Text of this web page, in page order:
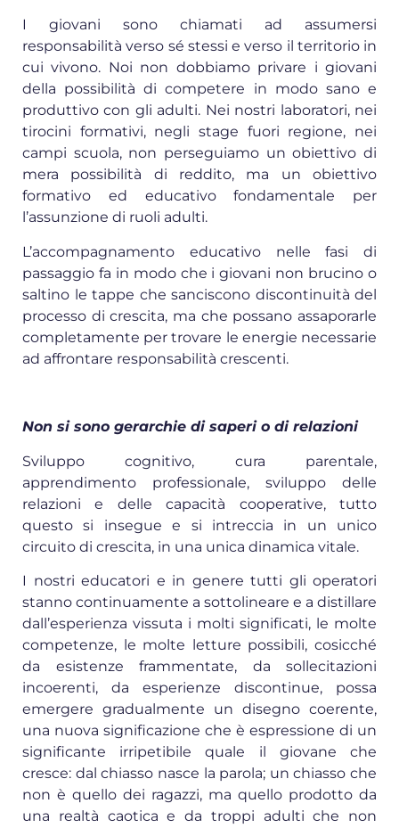
I giovani sono chiamati ad assumersi
responsabilità verso sé stessi e verso il territorio in
cui vivono. Noi non dobbiamo privare i giovani
della possibilità di competere in modo sano e
produttivo con gli adulti. Nei nostri laboratori, nei
tirocini formativi, negli stage fuori regione, nei
campi scuola, non perseguiamo un obiettivo di
mera possibilità di reddito, ma un obiettivo
formativo ed educativo fondamentale per
l’assunzione di ruoli adulti.
L’accompagnamento educativo nelle fasi di
passaggio fa in modo che i giovani non brucino o
saltino le tappe che sanciscono discontinuità del
processo di crescita, ma che possano assaporarle
completamente per trovare le energie necessarie
ad affrontare responsabilità crescenti.
Non si sono gerarchie di saperi o di relazioni
Sviluppo cognitivo, cura parentale,
apprendimento professionale, sviluppo delle
relazioni e delle capacità cooperative, tutto
questo si insegue e si intreccia in un unico
circuito di crescita, in una unica dinamica vitale.
I nostri educatori e in genere tutti gli operatori
stanno continuamente a sottolineare e a distillare
dall’esperienza vissuta i molti significati, le molte
competenze, le molte letture possibili, cosicché
da esistenze frammentate, da sollecitazioni
incoerenti, da esperienze discontinue, possa
emergere gradualmente un disegno coerente,
una nuova significazione che è espressione di un
significante irripetibile quale il giovane che
cresce: dal chiasso nasce la parola; un chiasso che
non è quello dei ragazzi, ma quello prodotto da
una realtà caotica e da troppi adulti che non